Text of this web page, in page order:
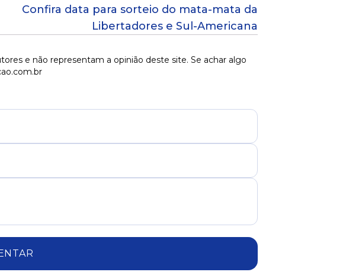
Confira data para sorteio do mata-mata da
Libertadores e Sul-Americana
e não representam a opinião deste site. Se achar algo